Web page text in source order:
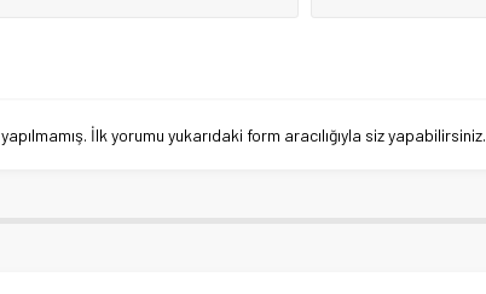
İlk yorumu yukarıdaki form aracılığıyla siz yapabilirsiniz.